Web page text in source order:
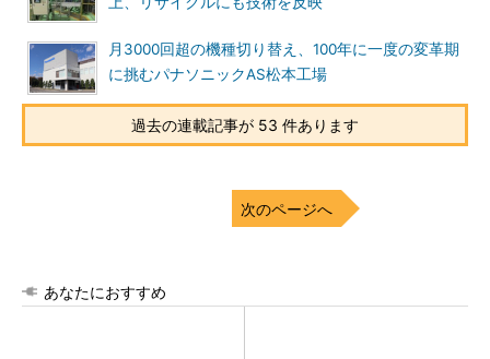
月3000回超の機種切り替え、100年に一度の変革期
に挑むパナソニックAS松本工場
過去の連載記事が 53 件あります
次のページへ
あなたにおすすめ